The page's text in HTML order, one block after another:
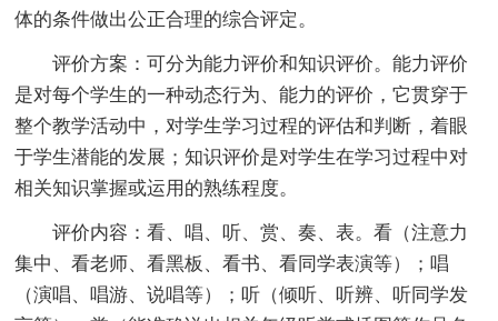
体的条件做出公正合理的综合评定。
评价方案：可分为能力评价和知识评价。能力评价
是对每个学生的一种动态行为、能力的评价，它贯穿于
整个教学活动中，对学生学习过程的评估和判断，着眼
于学生潜能的发展；知识评价是对学生在学习过程中对
相关知识掌握或运用的熟练程度。
评价内容：看、唱、听、赏、奏、表。看（注意力
集中、看老师、看黑板、看书、看同学表演等）；唱
（演唱、唱游、说唱等）；听（倾听、听辨、听同学发